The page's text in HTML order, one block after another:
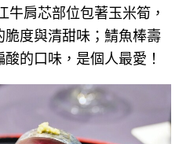
牛肩芯部位包著玉米筍，
度與清甜味；鯖魚棒壽
的口味，是個人最愛！